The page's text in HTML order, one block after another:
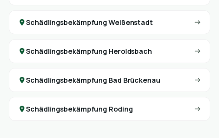
Schädlingsbekämpfung Weißenstadt
Schädlingsbekämpfung Heroldsbach
Schädlingsbekämpfung Bad Brückenau
Schädlingsbekämpfung Roding